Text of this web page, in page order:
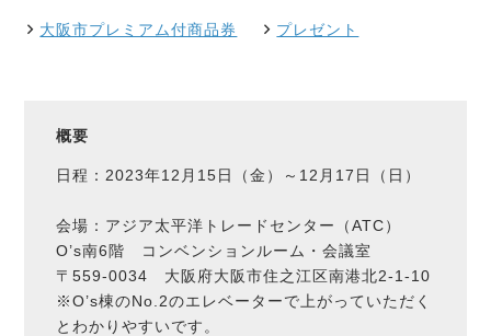
大阪市プレミアム付商品券 プレゼント
概要
日程：2023年12月15日（金）～12月17日（日）
会場：アジア太平洋トレードセンター（ATC）
O’s南6階 コンベンションルーム・会議室
〒559-0034 大阪府大阪市住之江区南港北2-1-10
※O’s棟のNo.2のエレベーターで上がっていただく
とわかりやすいです。